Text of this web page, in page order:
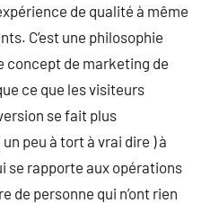
de qualité à même
C’est une philosophie
concept de marketing de
ce que les visiteurs
se fait plus
peu à tort à vrai dire ) à
se rapporte aux opérations
de personne qui n’ont rien